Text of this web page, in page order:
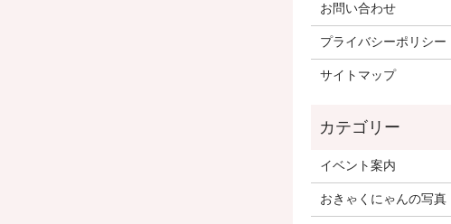
お問い合わせ
プライバシーポリシー
サイトマップ
イベント案内
おきゃくにゃんの写真